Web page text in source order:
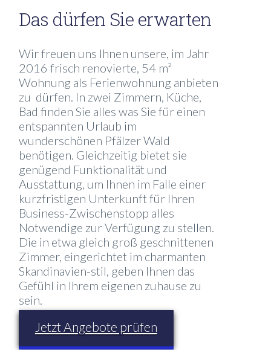
Das dürfen Sie erwarten
Wir freuen uns Ihnen unsere, im Jahr
2016 frisch renovierte, 54 m²
Wohnung als Ferienwohnung anbieten
zu dürfen. In zwei Zimmern, Küche,
Bad finden Sie alles was Sie für einen
entspannten Urlaub im
wunderschönen Pfälzer Wald
benötigen. Gleichzeitig bietet sie
genügend Funktionalität und
Ausstattung, um Ihnen im Falle einer
kurzfristigen Unterkunft für Ihren
Business-Zwischenstopp alles
Notwendige zur Verfügung zu stellen.
Die in etwa gleich groß geschnittenen
Zimmer, eingerichtet im charmanten
Skandinavien-stil, geben Ihnen das
Gefühl in Ihrem eigenen zuhause zu
sein.
Jetzt Angebote prüfen